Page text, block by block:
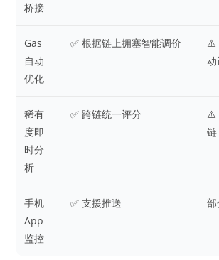
桥接
Gas
自动
优化
✅ 根据链上拥塞智能调价
⚠️
稀有
度即
时分
析
✅ 跨链统一评分
⚠️
链
手机
App
监控
✅ 支援推送